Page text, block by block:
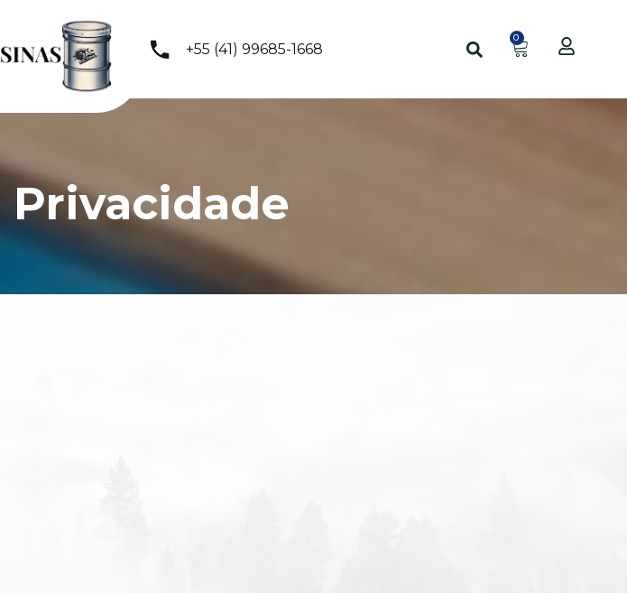
+55 (41) 99685-1668
0